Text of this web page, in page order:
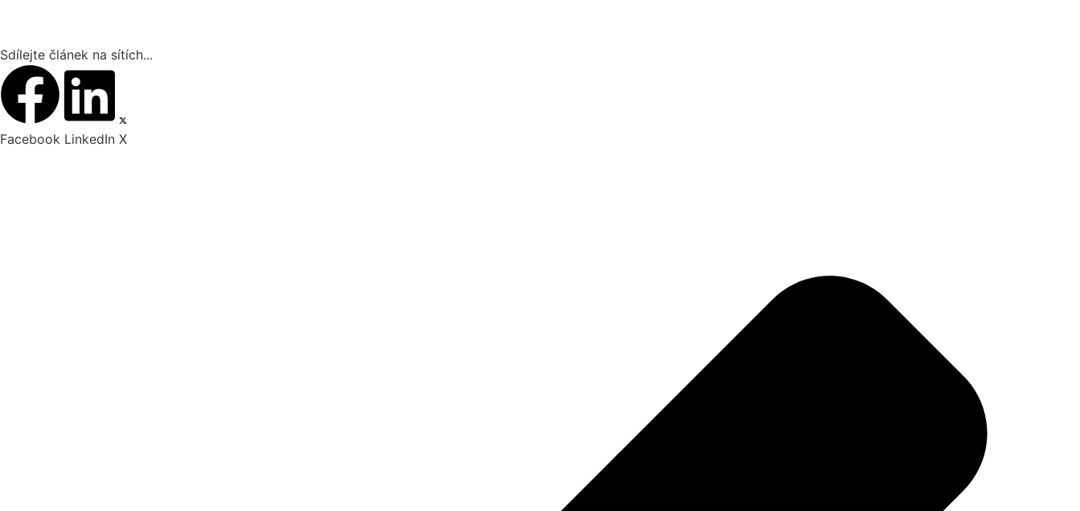
Sdílejte článek na sítích...
Facebook LinkedIn X